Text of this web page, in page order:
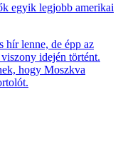
egyik legjobb amerikai
hír lenne, de épp az
idején történt.
hogy Moszkva